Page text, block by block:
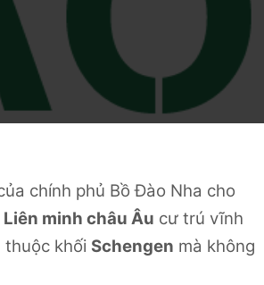
chính phủ Bồ Đào Nha cho
Liên minh châu Âu cư trú vĩnh
thuộc khối Schengen mà không